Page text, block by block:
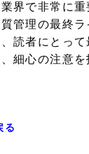
界で非常に
管理の最終
読者にとっ
細心の注意を
る